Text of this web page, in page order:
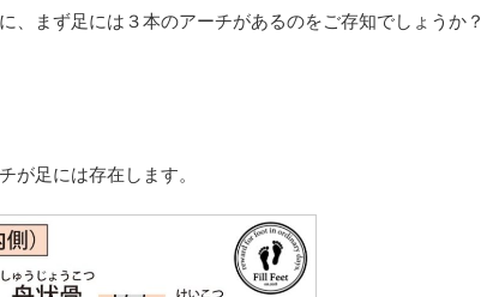
、まず足には３本のアーチがあるのをご存知でしょうか？
が足には存在します。